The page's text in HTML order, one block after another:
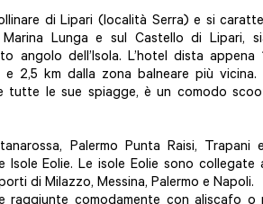
di Lipari (località Serra) e si
Lunga e sul Castello di Lipari,
dell’Isola. L’hotel dista appena
2,5 km dalla zona balneare più vicina.
tutte le sue spiagge, è un comodo
Palermo Punta Raisi, Trapani
Eolie. Le isole Eolie sono collegate
di Milazzo, Messina, Palermo e Napoli.